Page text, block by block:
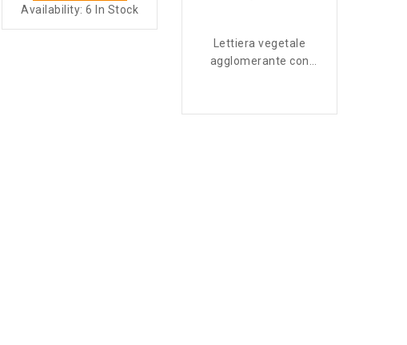
Availability: 6 In Stock
Lettiera vegetale
agglomerante con